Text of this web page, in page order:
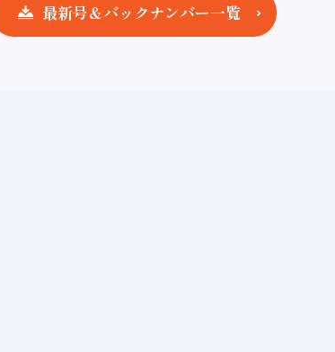
最新号＆バックナンバー一覧